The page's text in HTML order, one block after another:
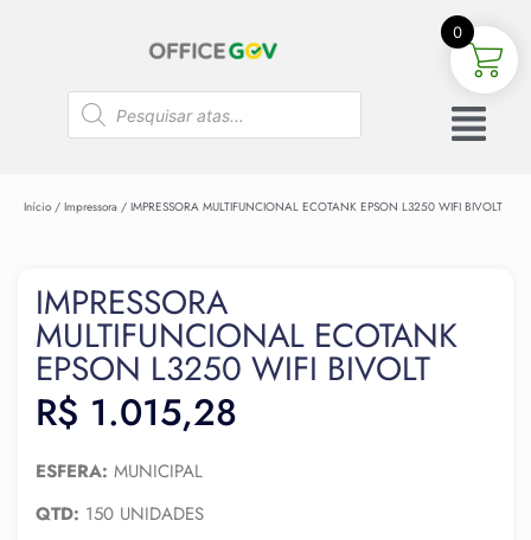
Início / Impressora / IMPRESSORA MULTIFUNCIONAL ECOTANK EPSON L3250 WIFI BIVOLT
IMPRESSORA
MULTIFUNCIONAL ECOTANK
EPSON L3250 WIFI BIVOLT
R$ 1.015,28
ESFERA: MUNICIPAL
QTD: 150 UNIDADES
0